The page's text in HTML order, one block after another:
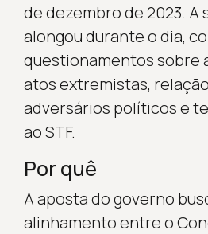
de dezembro de 2023. A
alongou durante o dia,
questionamentos sobre
atos extremistas,
adversários políticos e
ao STF.
Por quê
A aposta do governo
alinhamento entre o